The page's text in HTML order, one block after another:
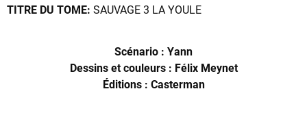
TITRE DU TOME: SAUVAGE 3 LA YOULE
Scénario : Yann
Dessins et couleurs : Félix Meynet
Éditions : Casterman